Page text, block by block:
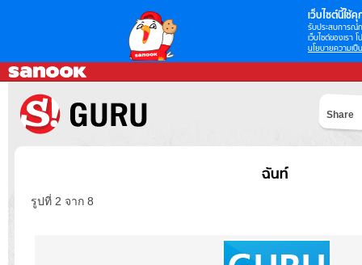
เว็บไซต์นี้ใช้คุ
รับประสบการณ์
เว็บไซต์ของเรา
นโยบายความเป็
Share
ฉันท์
รูปที่ 2 จาก 8